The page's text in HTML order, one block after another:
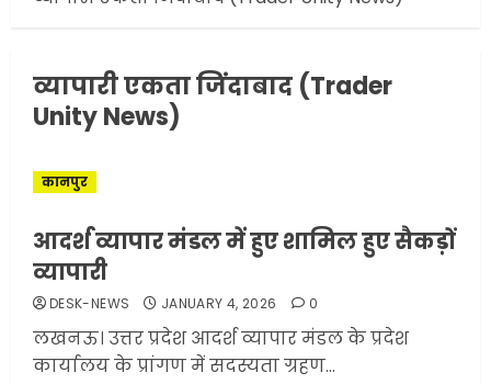
व्यापारी एकता जिंदाबाद (Trader
Unity News)
कानपुर
आदर्श व्यापार मंडल में हुए शामिल हुए सैकड़ों
व्यापारी
DESK-NEWS JANUARY 4, 2026 0
लखनऊ। उत्तर प्रदेश आदर्श व्यापार मंडल के प्रदेश
कार्यालय के प्रांगण में सदस्यता ग्रहण...
4
अमेरिका ने फिर से ईरान को युद्ध
5
ट्रंप ने किया एलान
FEBRUARY 3, 2026 0